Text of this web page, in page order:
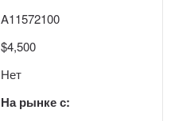
A11572100
$4,500
Нет
На рынке с: